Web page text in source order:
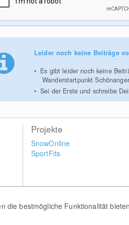
Leider noch keine Beiträge
Es gibt leider noch keine
Wanderstartpunkt
Sei der Erste und schreibe
die bestmögliche Funktionalität
Projekte
SnowOnline
SportFits